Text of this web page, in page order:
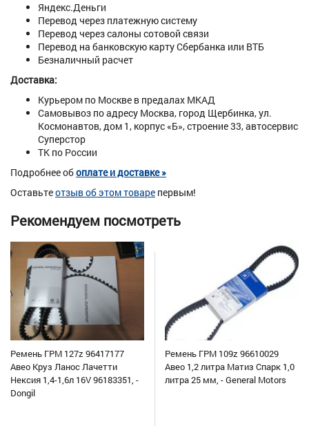
Яндекс.Деньги
Перевод через платежную систему
Перевод через салоны сотовой связи
Перевод на банковскую карту Сбербанка или ВТБ
Безналичный расчет
Доставка:
Курьером по Москве в предалах МКАД
Самовывоз по адресу Москва, город Щербинка, ул.
Космонавтов, дом 1, корпус «Б», строение 33, автосервис
Суперстор
ТК по России
Подробнее обоплате и доставке »
Оставьтеотзыв об этом товаре первым!
Рекомендуем посмотреть
Ремень ГРМ 127z 96417177
Авео Круз Ланос Лачетти
Нексия 1,4-1,6л 16V 96183351, -
Dongil
Ремень ГРМ 109z 96610029
Авео 1,2 литра Матиз Спарк 1,0
литра 25 мм, - General Motors